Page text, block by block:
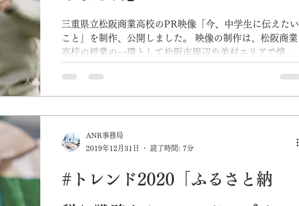
三重県立松阪商業高校のPR映像「今、中学生に伝えたい
こと」を制作、公開しました。 映像の制作は、松阪商業
高校の授業の一環として松阪市周辺や美村エリアで情報
6人とタイアップ授業を行いながら、進路に悩む中学3年
生に伝えたいこと...
#トレンド2020「ふるさと納
ANR事務局
2019年12月31日
読了時間: 7分